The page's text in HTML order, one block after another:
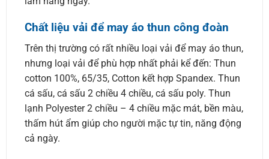
Chất liệu vải để may áo thun công đoàn
Trên thị trường có rất nhiều loại vải để may áo thun,
nhưng loại vải để phù hợp nhất phải kể đến: Thun
cotton 100%, 65/35, Cotton kết hợp Spandex. Thun
cá sấu, cá sấu 2 chiều 4 chiều, cá sấu poly. Thun
lạnh Polyester 2 chiều – 4 chiều mặc mát, bền màu,
thấm hút ẩm giúp cho người mặc tự tin, năng động
cả ngày.